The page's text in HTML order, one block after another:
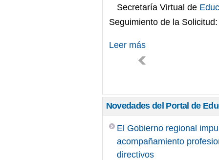
Secretaría Virtual de
Seguimiento de la Solicitud:
Leer más
Novedades del Portal de
El Gobierno regional
acompañamiento
directivos